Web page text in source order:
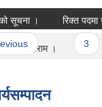
। रिक्त पदमा
…
फाराम ।